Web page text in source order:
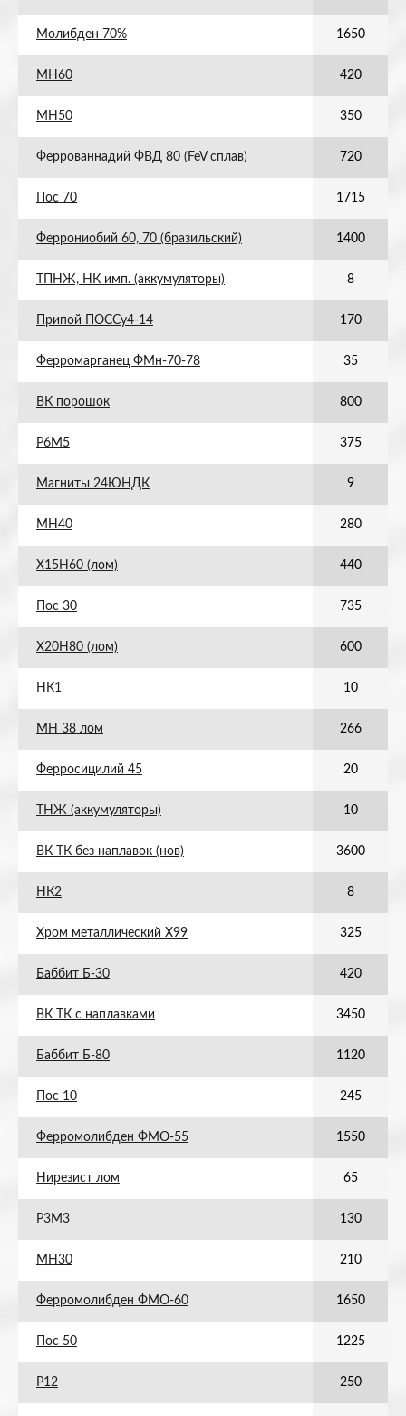
Молибден 70% 1650
МН60 420
МН50 350
Феррованнадий ФВД 80 (FeV сплав) 720
Пос 70 1715
Феррониобий 60, 70 (бразильский) 1400
ТПНЖ, НК имп. (аккумуляторы) 8
Припой ПОССу4-14 170
Ферромарганец ФМн-70-78 35
ВК порошок 800
Р6М5 375
Магниты 24ЮНДК 9
МН40 280
Х15Н60 (лом) 440
Пос 30 735
Х20Н80 (лом) 600
НК1 10
МН 38 лом 266
Ферросицилий 45 20
ТНЖ (аккумуляторы) 10
ВК ТК без наплавок (нов) 3600
НК2 8
Хром металлический Х99 325
Баббит Б-30 420
ВК ТК с наплавками 3450
Баббит Б-80 1120
Пос 10 245
Ферромолибден ФМО-55 1550
Нирезист лом 65
Р3М3 130
МН30 210
Ферромолибден ФМО-60 1650
Пос 50 1225
Р12 250